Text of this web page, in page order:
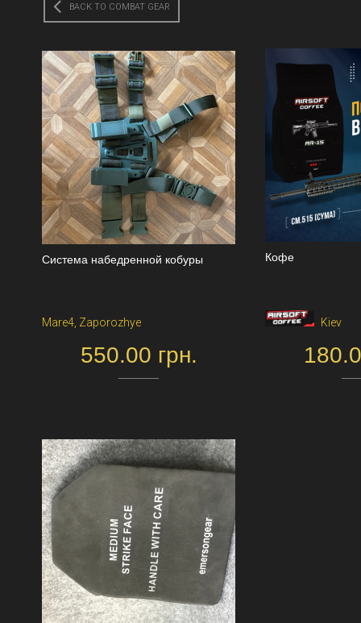
BACK TO COMBAT GEAR
Система набедренной кобуры
Mare4, Zaporozhye
550.00 грн.
Кофе
Kiev